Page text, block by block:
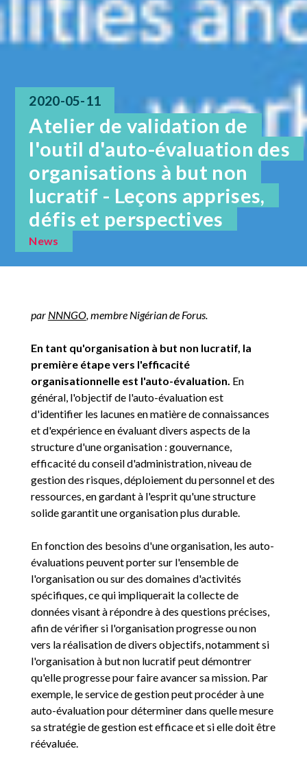
2020-05-11
Atelier de validation de
l'outil d'auto-évaluation des
organisations à but non
lucratif - Leçons apprises,
défis et perspectives
News
par NNNGO, membre Nigérian de Forus.
En tant qu'organisation à but non lucratif, la
première étape vers l'efficacité
organisationnelle est l'auto-évaluation. En
général, l'objectif de l'auto-évaluation est
d'identifier les lacunes en matière de connaissances
et d'expérience en évaluant divers aspects de la
structure d'une organisation : gouvernance,
efficacité du conseil d'administration, niveau de
gestion des risques, déploiement du personnel et des
ressources, en gardant à l'esprit qu'une structure
solide garantit une organisation plus durable.
En fonction des besoins d'une organisation, les auto-
évaluations peuvent porter sur l'ensemble de
l'organisation ou sur des domaines d'activités
spécifiques, ce qui impliquerait la collecte de
données visant à répondre à des questions précises,
afin de vérifier si l'organisation progresse ou non
vers la réalisation de divers objectifs, notamment si
l'organisation à but non lucratif peut démontrer
qu'elle progresse pour faire avancer sa mission. Par
exemple, le service de gestion peut procéder à une
auto-évaluation pour déterminer dans quelle mesure
sa stratégie de gestion est efficace et si elle doit être
réévaluée.